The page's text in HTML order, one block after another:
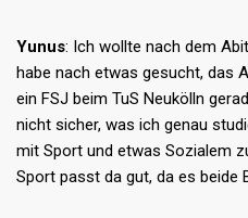
Yunus: Ich wollte nach dem
habe nach etwas gesucht, das
ein FSJ beim TuS Neukölln
nicht sicher, was ich genau
mit Sport und etwas Sozialem
Sport passt da gut, da es beide